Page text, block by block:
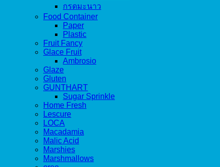
กรดมะนาว
Food Container
Paper
Plastic
Fruit Fancy
Glace Fruit
Ambrosio
Glaze
Gluten
GUNTHART
Sugar Sprinkle
Home Fresh
Lescure
LOCA
Macadamia
Malic Acid
Marshies
Marshmallows